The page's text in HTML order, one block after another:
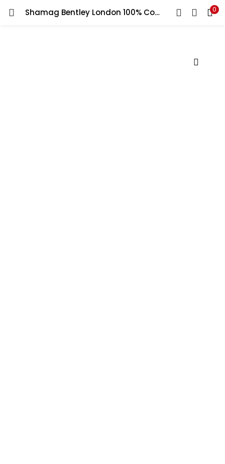
Shamag Bentley London 100% Cotton Made in England شماغ بنتلي احمر الخالص جديد ١٠٠% قطن صنع في انجليزي 0
LOGIN